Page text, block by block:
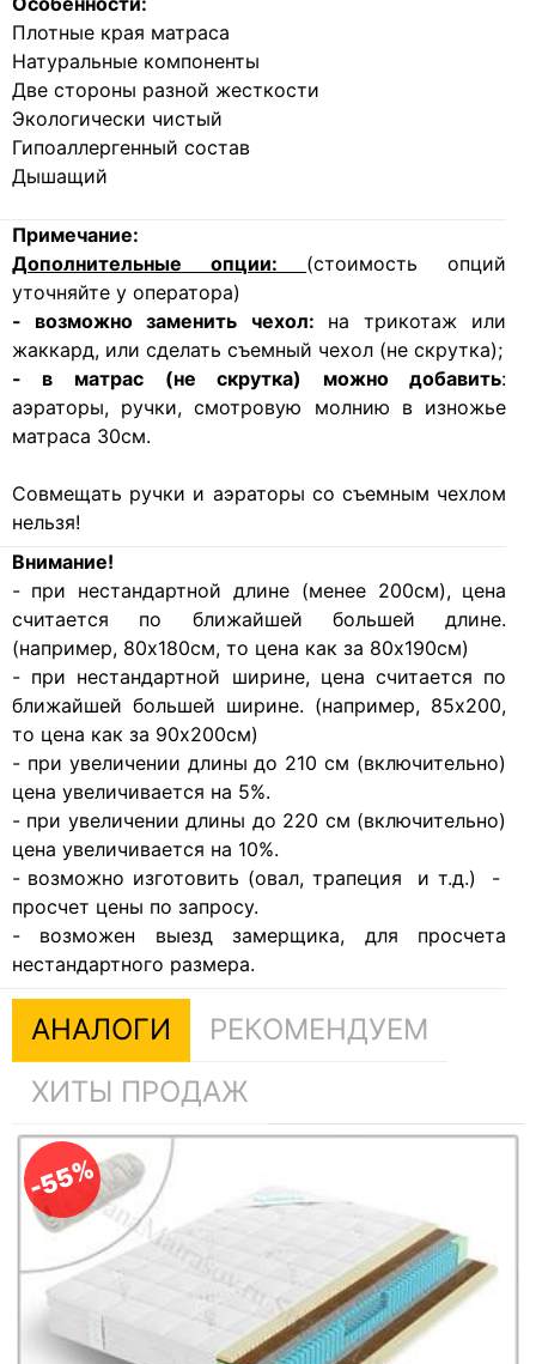
Плотные края матраса
Натуральные компоненты
Две стороны разной жесткости
Экологически чистый
Гипоаллергенный состав
Дышащий
Примечание:
Дополнительные опции: (стоимость опций
уточняйте у оператора)
- возможно заменить чехол: на трикотаж или
жаккард, или сделать съемный чехол (не скрутка);
- в матрас (не скрутка) можно добавить:
аэраторы, ручки, смотровую молнию в изножье
матраса 30см.
Совмещать ручки и аэраторы со съемным чехлом
нельзя!
Внимание!
- при нестандартной длине (менее 200см), цена
считается по ближайшей большей длине.
(например, 80х180см, то цена как за 80х190см)
- при нестандартной ширине, цена считается по
ближайшей большей ширине. (например, 85х200,
то цена как за 90х200см)
- при увеличении длины до 210 см (включительно)
цена увеличивается на 5%.
- при увеличении длины до 220 см (включительно)
цена увеличивается на 10%.
- возможно изготовить (овал, трапеция и т.д.) -
просчет цены по запросу.
- возможен выезд замерщика, для просчета
нестандартного размера.
АНАЛОГИ
РЕКОМЕНДУЕМ
ХИТЫ ПРОДАЖ
-55%